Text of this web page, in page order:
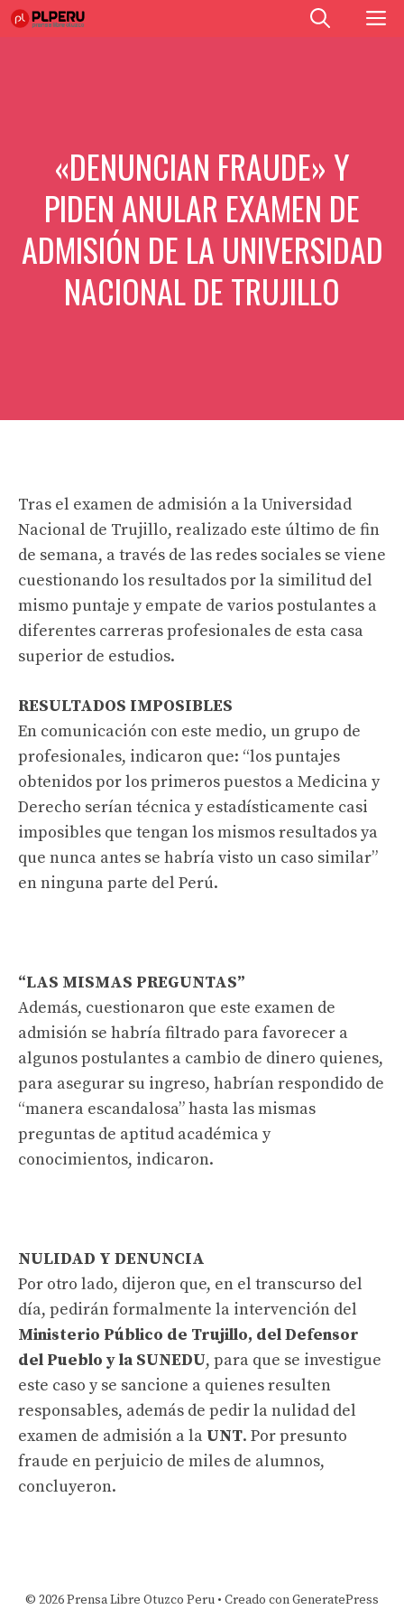
Saltar
«DENUNCIAN FRAUDE» Y
PIDEN ANULAR EXAMEN DE
ADMISIÓN DE LA UNIVERSIDAD
NACIONAL DE TRUJILLO
Tras el examen de admisión a la Universidad
Nacional de Trujillo, realizado este último de fin
de semana, a través de las redes sociales se viene
cuestionando los resultados por la similitud del
mismo puntaje y empate de varios postulantes a
diferentes carreras profesionales de esta casa
superior de estudios.
RESULTADOS IMPOSIBLES
En comunicación con este medio, un grupo de
profesionales, indicaron que: “los puntajes
obtenidos por los primeros puestos a Medicina y
Derecho serían técnica y estadísticamente casi
imposibles que tengan los mismos resultados ya
que nunca antes se habría visto un caso similar”
en ninguna parte del Perú.
“LAS MISMAS PREGUNTAS”
Además, cuestionaron que este examen de
admisión se habría filtrado para favorecer a
algunos postulantes a cambio de dinero quienes,
para asegurar su ingreso, habrían respondido de
“manera escandalosa” hasta las mismas
preguntas de aptitud académica y
conocimientos, indicaron.
NULIDAD Y DENUNCIA
Por otro lado, dijeron que, en el transcurso del
día, pedirán formalmente la intervención del
Ministerio Público de Trujillo, del Defensor
del Pueblo y la SUNEDU, para que se investigue
este caso y se sancione a quienes resulten
responsables, además de pedir la nulidad del
examen de admisión a la UNT. Por presunto
fraude en perjuicio de miles de alumnos,
concluyeron.
© 2026 Prensa Libre Otuzco Peru • Creado conGeneratePress